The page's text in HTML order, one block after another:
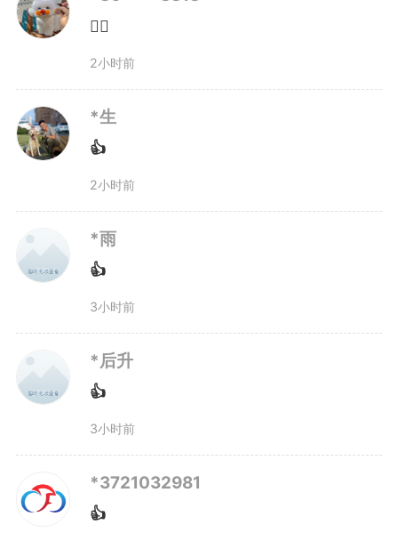
一个电话背后的“服务枢纽”
走进民意智感中心，电子大屏
上，民意热力图实时跳动，哪条路
投诉最多、哪个区域反映最集中，
一目了然。再往里，十几位接警员
正端坐在工位前，耳麦紧贴耳边，
键盘敲击声此起彼伏。
“交管诉求即时性强、比如拥
堵、举报违停、紧急求助等，以前
群众打12345，工单要流转到大
👍🏻
2小时前
*生
👍
2小时前
*雨
👍
3小时前
*后升
👍
3小时前
*3721032981
👍